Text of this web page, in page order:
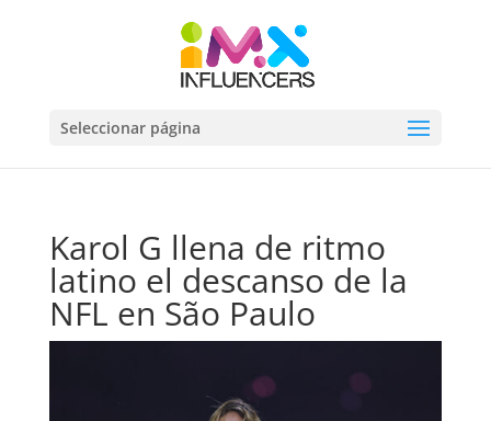
Seleccionar página
Karol G llena de ritmo
latino el descanso de la
NFL en São Paulo